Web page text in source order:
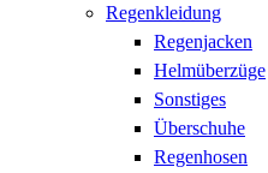
Regenkleidung
Regenjacken
Helmüberzüge
Sonstiges
Überschuhe
Regenhosen